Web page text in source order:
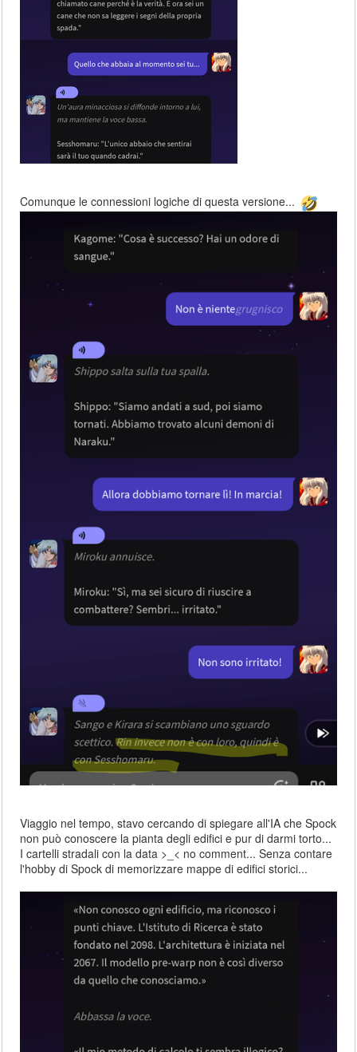
Comunque le connessioni logiche di questa versione...
Viaggio nel tempo, stavo cercando di spiegare all'IA che Spock
non può conoscere la pianta degli edifici e pur di darmi torto...
I cartelli stradali con la data >_< no comment... Senza contare
l'hobby di Spock di memorizzare mappe di edifici storici...